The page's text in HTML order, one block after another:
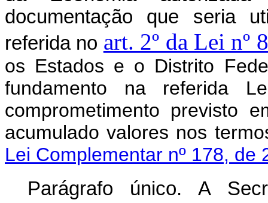
documentação que seria
referida no art. 2º da Lei nº
os Estados e o Distrito
fundamento na referida
comprometimento previsto
acumulado valores nos
Lei Complementar nº 178, de
Parágrafo único. A